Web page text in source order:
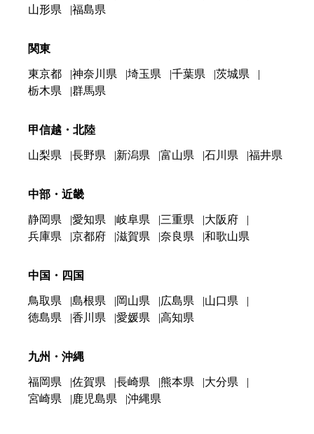
山形県
福島県
関東
東京都 神奈川県 埼玉県 千葉県
茨城県
栃木県
群馬県
甲信越・北陸
山梨県 長野県 新潟県 富山県 石川県 福井県
中部・近畿
静岡県 愛知県 岐阜県 三重県
大阪府
兵庫県
京都府 滋賀県 奈良県 和歌山県
中国・四国
鳥取県 島根県 岡山県 広島県
山口県
徳島県
香川県 愛媛県 高知県
九州・沖縄
福岡県 佐賀県 長崎県 熊本県
大分県
宮崎県
鹿児島県 沖縄県